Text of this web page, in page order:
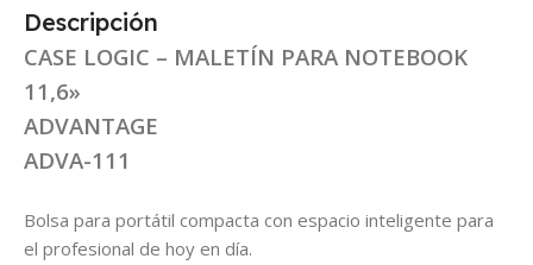
Descripción
CASE LOGIC – MALETÍN PARA NOTEBOOK
11,6»
ADVANTAGE
ADVA-111
Bolsa para portátil compacta con espacio inteligente para
el profesional de hoy en día.